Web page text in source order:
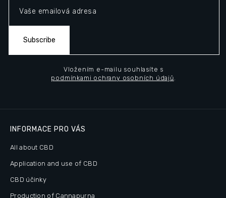
Subscribe
Vložením e-mailu souhlasíte s
podmínkami ochrany osobních údajů.
INFORMACE PRO VÁS
All about CBD
Application and use of CBD
CBD účinky
Production of Cannapurna